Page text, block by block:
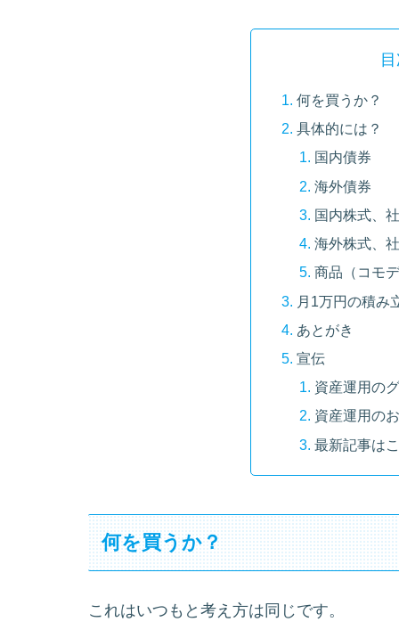
何を買うか？
具体的には？
国内債券
海外債券
国内株式、
海外株式、
商品（コモ
月1万円の積み
あとがき
宣伝
資産運用の
資産運用の
最新記事は
何を買うか？
これはいつもと考え方は同じです。